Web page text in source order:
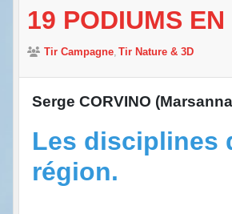
19 PODIUMS
Tir Campagne Tir Nature & 3D
Serge CORVINO
Les disciplines
région.